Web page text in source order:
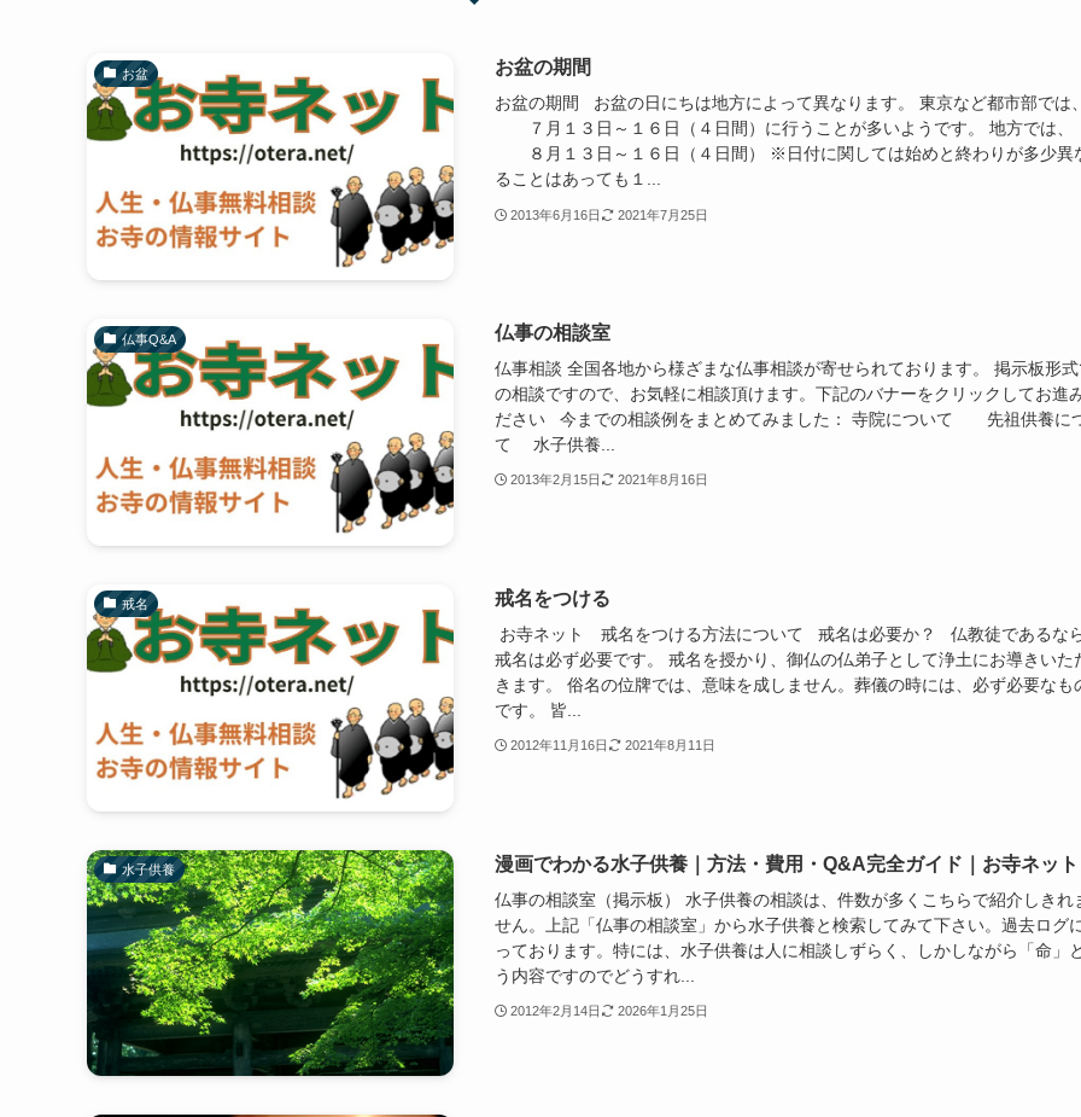
お盆 お盆の期間
お盆の期間 お盆の日にちは地方によって異なります。 東京など都市部では
７月１３日～１６日（４日間）に行うことが多いようです。 地方では、
８月１３日～１６日（４日間） ※日付に関しては始めと終わりが多少異
ることはあっても１...
2013年6月16日 2021年7月25日
仏事Q&A 仏事の相談室
仏事相談 全国各地から様ざまな仏事相談が寄せられております。 掲示板形
の相談ですので、お気軽に相談頂けます。下記のバナーをクリックしてお進
ださい 今までの相談例をまとめてみました： 寺院について 先祖供養に
て 水子供養...
2013年2月15日 2021年8月16日
戒名 戒名をつける
お寺ネット 戒名をつける方法について 戒名は必要か？ 仏教徒であるな
戒名は必ず必要です。 戒名を授かり、御仏の仏弟子として浄土にお導きいた
きます。 俗名の位牌では、意味を成しません。葬儀の時には、必ず必要なも
です。 皆...
2012年11月16日 2021年8月11日
水子供養 漫画でわかる水子供養｜方法・費用・Q&A完全ガイド｜お寺ネット
仏事の相談室（掲示板） 水子供養の相談は、件数が多くこちらで紹介しきれ
せん。上記「仏事の相談室」から水子供養と検索してみて下さい。過去ログ
っております。特には、水子供養は人に相談しずらく、しかしながら「命」
う内容ですのでどうすれ...
2012年2月14日 2026年1月25日